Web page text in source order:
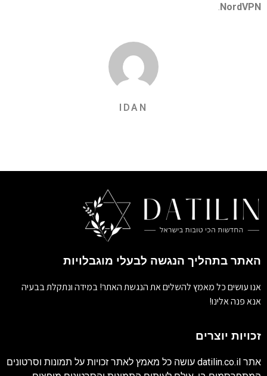
NordVPN
.
IDAN
האתר בתהליך הנגשה לבעלי מוגבלויות
אנו עושים כל מאמץ להשלים את הנגשת האתר! במידה ונתקלת בבעיה
אנא פנה אלינו!
זכויות יוצרים
אתר datilin.co.il עושה כל מאמץ לאתר זכויות על תמונות וסרטונים